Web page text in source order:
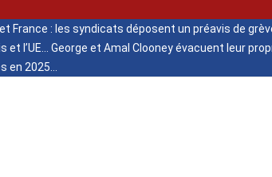
France : les syndicats déposent un préavis de
et l’UE
George et Amal Clooney évacuent leur
en 2025